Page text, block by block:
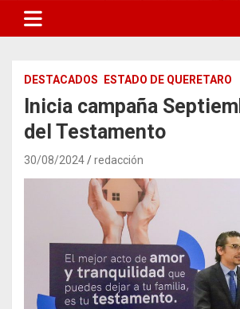
DESTACADOS ESTADO DE QUERETARO
Inicia campaña
del Testamento
30/08/2024 redacción